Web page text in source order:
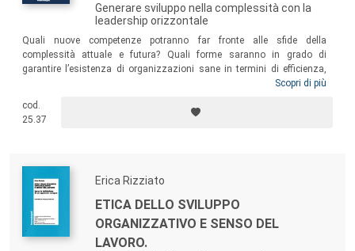
Generare sviluppo nella complessità con la
leadership orizzontale
Quali nuove competenze potranno far fronte alle sfide della
complessità attuale e futura? Quali forme saranno in grado di
garantire l’esistenza di organizzazioni sane in termini di efficienza,
efficacia, sostenibilità, senso e motivazione? Per rispondere a queste
persona e dell’organizzazione e una metodologia che delinea un
percorso pratico in cui esse entrano in connessione: la
Scopri di più
cod.
25.37
Erica Rizziato
ETICA DELLO SVILUPPO
ORGANIZZATIVO E SENSO DEL
LAVORO.